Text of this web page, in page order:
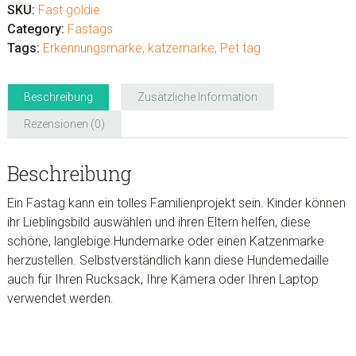
machen
'Goldie'
Menge
SKU: Fast goldie
Category: Fastags
Tags: Erkennungsmarke, katzemarke, Pet tag
Beschreibung Zusätzliche Information
Rezensionen (0)
Beschreibung
Ein Fastag kann ein tolles Familienprojekt sein. Kinder können
ihr Lieblingsbild auswählen und ihren Eltern helfen, diese
schöne, langlebige Hundemarke oder einen Katzenmarke
herzustellen. Selbstverständlich kann diese Hundemedaille
auch für Ihren Rucksack, Ihre Kamera oder Ihren Laptop
verwendet werden.